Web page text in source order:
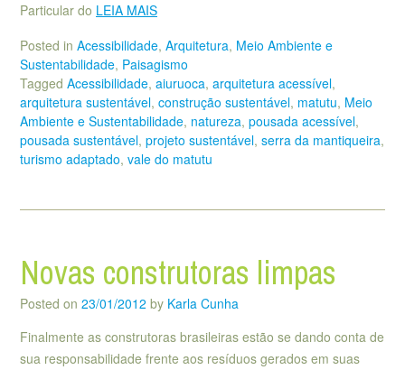
Particular do LEIA MAIS
Posted in Acessibilidade, Arquitetura, Meio Ambiente e
Sustentabilidade, Paisagismo
Tagged Acessibilidade, aiuruoca, arquitetura acessível,
arquitetura sustentável, construção sustentável, matutu, Meio
Ambiente e Sustentabilidade, natureza, pousada acessível,
pousada sustentável, projeto sustentável, serra da mantiqueira,
turismo adaptado, vale do matutu
Novas construtoras limpas
Posted on 23/01/2012 by Karla Cunha
Finalmente as construtoras brasileiras estão se dando conta de
sua responsabilidade frente aos resíduos gerados em suas